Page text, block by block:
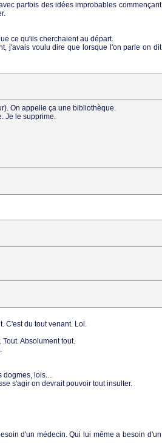
parfois des idées improbables commençant
ce qu'ils cherchaient au départ.
j'avais voulu dire que lorsque l'on parle on dit
On appelle ça une bibliothèque.
Je le supprime.
C'est du tout venant. Lol.
Absolument tout.
dogmes, lois....
s'agir on devrait pouvoir tout insulter.
d'un médecin. Qui lui même a besoin d'un